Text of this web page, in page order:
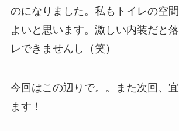
のになりました。私もトイレの空
よいと思います。激しい内装だと
レできませんし（笑）
今回はこの辺りで。。また次回、
ます！